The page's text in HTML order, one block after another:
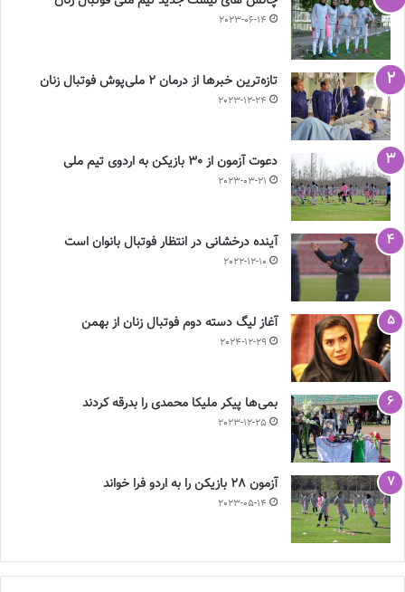
2023-06-14
تازه‌ترین خبرها از درمان ۲ ملی‌پوش فوتبال زنان
2023-12-24
دعوت آزمون از 30 بازیکن به اردوی تیم ملی
2023-03-21
آینده درخشانی در انتظار فوتبال بانوان است
2022-12-10
آغاز لیگ دسته دوم فوتبال زنان از بهمن
2024-12-29
بمی‌ها پیکر ملیکا محمدی را بدرقه کردند
2023-12-25
آزمون 28 بازیکن را به اردو فرا خواند
2023-05-14